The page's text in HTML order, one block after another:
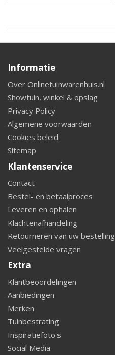
Informatie
Over Onlinetuinwarenhuis.nl
Showtuin, winkel & opslag
Privacy Policy
Algemene voorwaarden
Cookies beleid
Sitemap
Klantenservice
Contact
Bestel- en betaalproces
Leveren en ophalen
Klachtenafhandeling
Retourneren van uw bestelling
Veelgestelde vragen
Extra
Klantbeoordelingen
Aanbiedingen
Merken
Tuinbestrating
Inspiratiefoto's
Social Media